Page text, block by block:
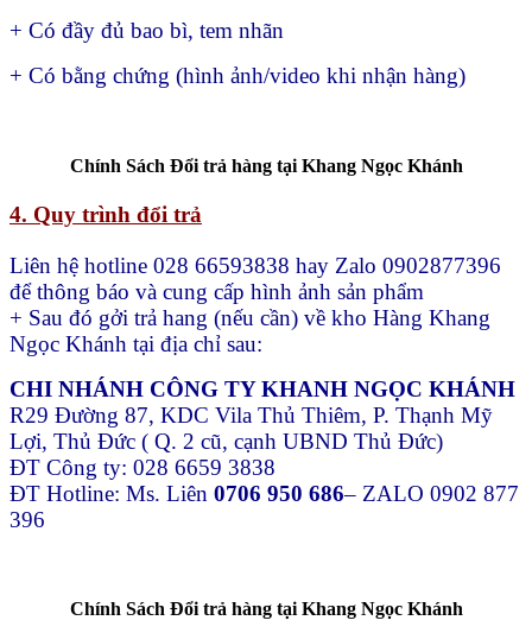
+ Có đầy đủ bao bì, tem nhãn
+ Có bằng chứng (hình ảnh/video khi nhận hàng)
Chính Sách Đổi trả hàng tại Khang Ngọc Khánh
4. Quy trình đổi trả
Liên hệ hotline 028 66593838 hay Zalo 0902877396
để thông báo và cung cấp hình ảnh sản phẩm
+ Sau đó gởi trả hang (nếu cần) về kho Hàng Khang
Ngọc Khánh tại địa chỉ sau:
CHI NHÁNH CÔNG TY KHANH NGỌC KHÁNH
R29 Đường 87, KDC Vila Thủ Thiêm, P. Thạnh Mỹ
Lợi, Thủ Đức ( Q. 2 cũ, cạnh UBND Thủ Đức)
ĐT Công ty: 028 6659 3838
ĐT Hotline: Ms. Liên 0706 950 686– ZALO 0902 877
396
Chính Sách Đổi trả hàng tại Khang Ngọc Khánh